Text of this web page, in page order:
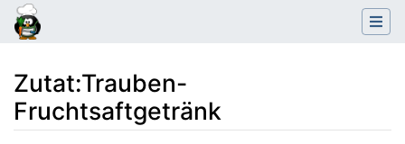
Zutat:Trauben-
Fruchtsaftgetränk